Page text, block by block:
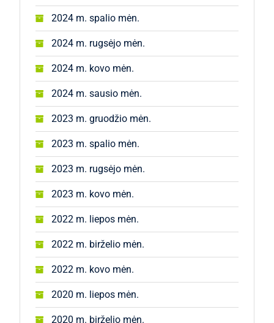
2024 m. spalio mėn.
2024 m. rugsėjo mėn.
2024 m. kovo mėn.
2024 m. sausio mėn.
2023 m. gruodžio mėn.
2023 m. spalio mėn.
2023 m. rugsėjo mėn.
2023 m. kovo mėn.
2022 m. liepos mėn.
2022 m. birželio mėn.
2022 m. kovo mėn.
2020 m. liepos mėn.
2020 m. birželio mėn.